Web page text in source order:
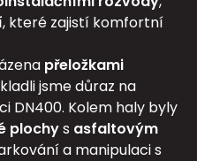
, které zajistí komfortní
přeložkami
jsme důraz na
DN400. Kolem haly byly
plochys asfaltovým
a manipulaci s